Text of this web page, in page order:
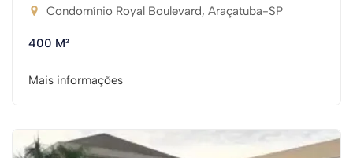
Condomínio Royal Boulevard, Araçatuba-SP
400 M²
Mais informações